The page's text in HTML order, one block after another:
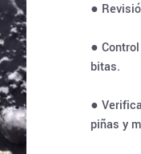
●
●
bitas.
●
piñas y